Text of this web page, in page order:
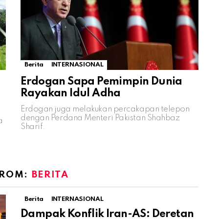
Berita INTERNASIONAL
Erdogan Sapa Pemimpin Dunia
Rayakan Idul Adha
Erdogan juga melakukan percakapan telepon
dengan Perdana Menteri Pakistan Shahbaz
Sharif.
BERITA
Berita INTERNASIONAL
Dampak Konflik Iran-AS: Deretan